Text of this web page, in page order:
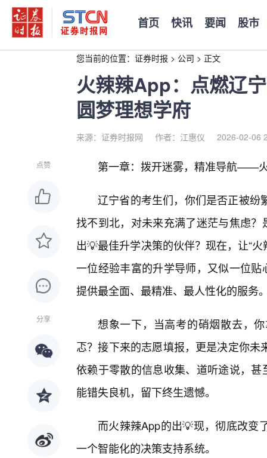
首页 快讯 要闻 股市
您当前的位置： 证券时报 > 公司 > 正文
火辣辣App：点燃辽
圆梦理想学府
来源：证券时报网 作者：江惠仪 2026-02-06
点赞
分享
第一章：拨开迷雾，精准导航——
辽宁省的考生们，你们是否正被纷
找不到北，对未来充满了迷茫与焦虑
出💡最佳升学决策的伙伴？现在，让“
一位经验丰富的升学导师，又似一位
提供最全面、最精准、最人性化的服务
想象一下，当高考的硝烟散去，
忑？接下来的志愿填报，更是决定你
依赖于零散的信息收集、道听途说，
能错失良机，留下终生遗憾。
而火辣辣App的出💡现，彻底改变
一个智能化的决策支持系统。